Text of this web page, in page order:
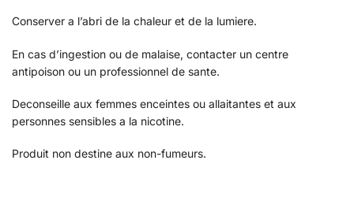
Conserver a l’abri de la chaleur et de la lumiere.
En cas d’ingestion ou de malaise, contacter un centre
antipoison ou un professionnel de sante.
Deconseille aux femmes enceintes ou allaitantes et aux
personnes sensibles a la nicotine.
Produit non destine aux non-fumeurs.